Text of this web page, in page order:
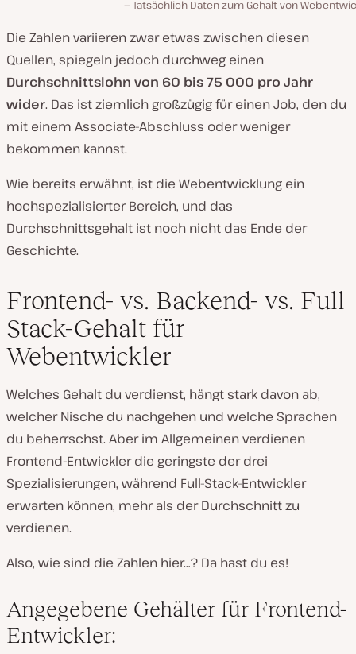
Tatsächlich Daten zum Gehalt von
Die Zahlen variieren zwar etwas zwischen diesen
Quellen, spiegeln jedoch durchweg einen
Durchschnittslohn von 60 bis 75 000 pro Jahr
wider. Das ist ziemlich großzügig für einen Job, den du
mit einem Associate-Abschluss oder weniger
bekommen kannst.
Wie bereits erwähnt, ist die Webentwicklung ein
hochspezialisierter Bereich, und das
Durchschnittsgehalt ist noch nicht das Ende der
Geschichte.
Frontend- vs. Backend- vs. Full
Stack-Gehalt für
Webentwickler
Welches Gehalt du verdienst, hängt stark davon ab,
welcher Nische du nachgehen und welche Sprachen
du beherrschst. Aber im Allgemeinen verdienen
Frontend-Entwickler die geringste der drei
Spezialisierungen, während Full-Stack-Entwickler
erwarten können, mehr als der Durchschnitt zu
verdienen.
Also, wie sind die Zahlen hier…? Da hast du es!
Angegebene Gehälter für Frontend-
Entwickler: